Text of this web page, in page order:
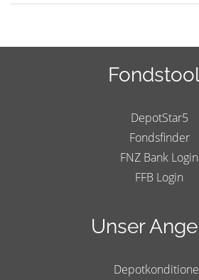
DepotStar5
Fondsfinder
FNZ Bank Login
FFB Login
Unser